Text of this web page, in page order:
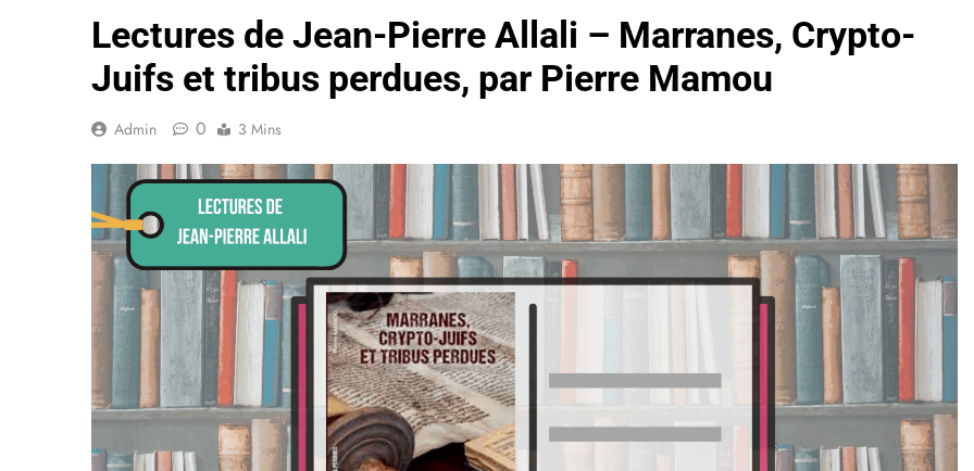
Lectures de Jean-Pierre Allali – Marranes, Crypto-
Juifs et tribus perdues, par Pierre Mamou
Admin 0 3 Mins